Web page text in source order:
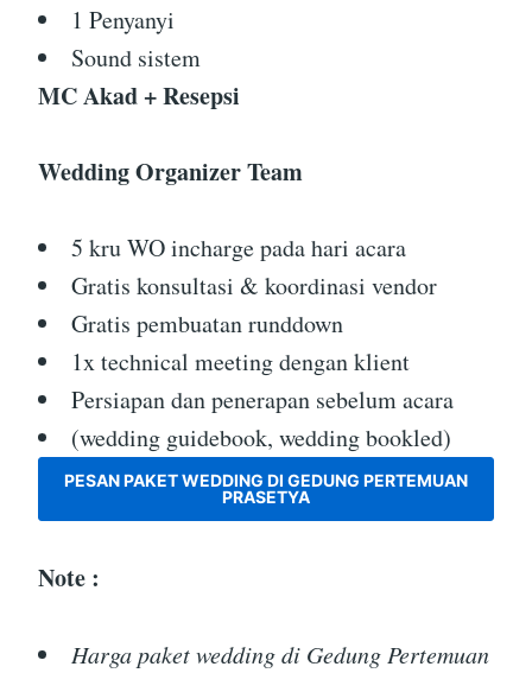
1 Penyanyi
Sound sistem
MC Akad + Resepsi
Wedding Organizer Team
5 kru WO incharge pada hari acara
Gratis konsultasi & koordinasi vendor
Gratis pembuatan runddown
1x technical meeting dengan klient
Persiapan dan penerapan sebelum acara
(wedding guidebook, wedding bookled)
PESAN PAKET WEDDING DI GEDUNG PERTEMUAN
PRASETYA
Note :
Harga paket wedding di Gedung Pertemuan